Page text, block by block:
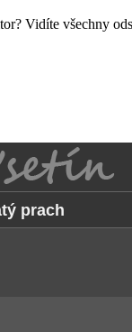
Vidíte všechny
prach